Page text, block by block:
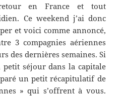
en France et tout
Ce weekend j’ai donc
et voici comme annoncé,
3 compagnies aériennes
des dernières semaines. Si
séjour dans la capitale
un petit récapitulatif de
» qui s’offrent à vous.